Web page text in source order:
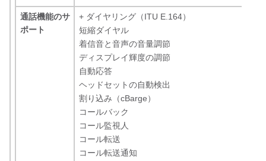
通話機能のサ
ポート
+ ダイヤリング（ITU E.164）
短縮ダイヤル
着信音と音声の音量調節
ディスプレイ輝度の調節
自動応答
ヘッドセットの自動検出
割り込み（cBarge）
コールバック
コール監視人
コール転送
コール転送通知